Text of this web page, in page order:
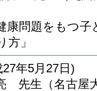
問題をもつ子
方」
年5月27日)
（名古屋大